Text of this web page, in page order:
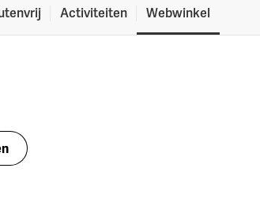
Activiteiten Webwinkel